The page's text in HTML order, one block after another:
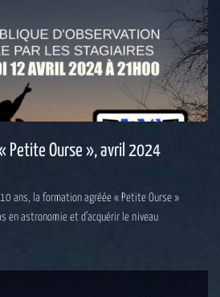
Petite Ourse », avril 2024
ans, la formation agréée « Petite Ourse »
en astronomie et d’acquérir le niveau